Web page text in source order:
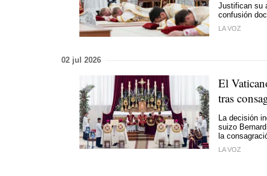
Justifican su
confusión
LA VOZ
02 jul 2026
El
tras
La decisión
suizo
la
LA VOZ